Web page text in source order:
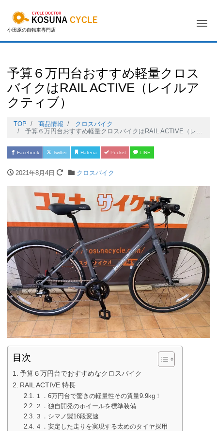
小田原の自転車専門店
予算６万円台おすすめ軽量クロス
バイクはRAIL ACTIVE（レイルア
クティブ）
TOP 商品情報
クロスバイク
予算６万円台おすすめ軽量クロスバイクはRAIL ACTIVE（レイルアクティブ）
Facebook Twitter Hatena Pocket LINE
2021年8月4日 クロスバイク
目次
予算６万円台でおすすめなクロスバイク
RAIL ACTIVE 特長
１．6万円台で驚きの軽量性その質量9.9kg！
２．独自開発のホイールを標準装備
３．シマノ製16段変速
４．安定した走りを実現する太めのタイヤ採用